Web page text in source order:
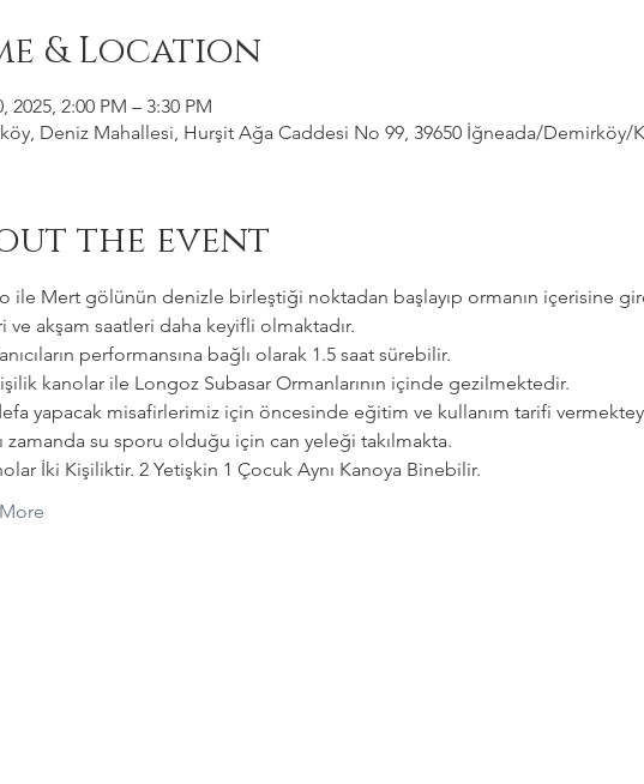
& Location
2025, 2:00 PM – 3:30 PM
Deniz Mahallesi, Hurşit Ağa Caddesi No 99, 39650 İğneada/Demirköy/
the event
ile Mert gölünün denizle birleştiği noktadan başlayıp ormanın içerisine
ve akşam saatleri daha keyifli olmaktadır.
performansına bağlı olarak 1.5 saat sürebilir.
kanolar ile Longoz Subasar Ormanlarının içinde gezilmektedir.
yapacak misafirlerimiz için öncesinde eğitim ve kullanım tarifi
zamanda su sporu olduğu için can yeleği takılmakta.
İki Kişiliktir. 2 Yetişkin 1 Çocuk Aynı Kanoya Binebilir.